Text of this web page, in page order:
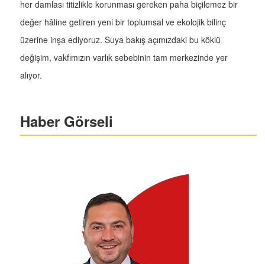
her damlası titizlikle korunması gereken paha biçilemez bir
değer hâline getiren yeni bir toplumsal ve ekolojik bilinç
üzerine inşa ediyoruz. Suya bakış açımızdaki bu köklü
değişim, vakfımızın varlık sebebinin tam merkezinde yer
alıyor.
Haber Görseli